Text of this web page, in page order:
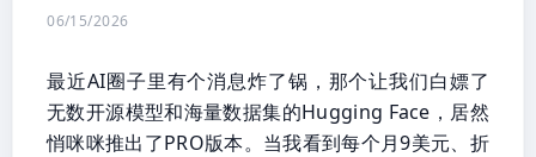
06/15/2026
最近AI圈子里有个消息炸了锅，那个让我们白嫖了
无数开源模型和海量数据集的Hugging Face，居然
悄咪咪推出了PRO版本。当我看到每个月9美元、折